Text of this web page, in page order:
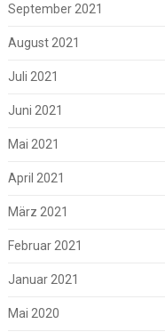
September 2021
August 2021
Juli 2021
Juni 2021
Mai 2021
April 2021
März 2021
Februar 2021
Januar 2021
Mai 2020